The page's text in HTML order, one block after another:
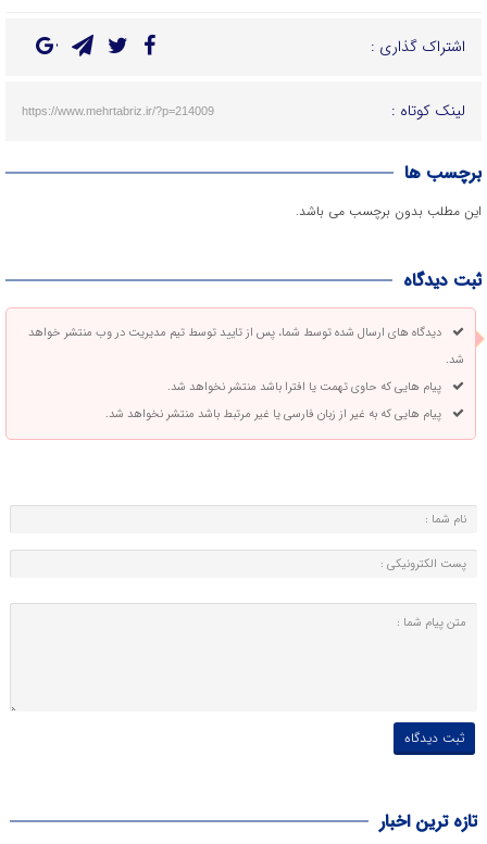
اشتراک گذاری :
لینک کوتاه : https://www.mehrtabriz.ir/?p=214009
برچسب ها
این مطلب بدون برچسب می باشد.
ثبت دیدگاه
دیدگاه های ارسال شده توسط شما، پس از تایید توسط تیم مدیریت در وب منتشر خواهد
شد.
پیام هایی که حاوی تهمت یا افترا باشد منتشر نخواهد شد.
پیام هایی که به غیر از زبان فارسی یا غیر مرتبط باشد منتشر نخواهد شد.
تازه ترین اخبار